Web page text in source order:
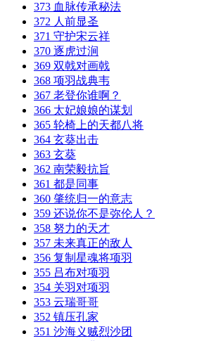
373 血脉传承秘法
372 人前显圣
371 守护宋云祥
370 逐虎过涧
369 双戟对画戟
368 项羽战典韦
367 老登你谁啊？
366 太妃娘娘的谋划
365 轮椅上的天都八将
364 玄葵出击
363 玄葵
362 南荣毅抗旨
361 都是同事
360 肇统归一的意志
359 还说你不是弥伦人？
358 努力的天才
357 未来真正的敌人
356 复制星魂将项羽
355 吕布对项羽
354 关羽对项羽
353 云瑞哥哥
352 镇压孔家
351 沙海义贼烈沙团